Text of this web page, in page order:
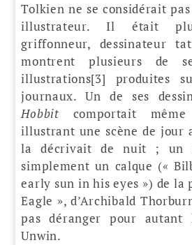
Tolkien ne se considérait
illustrateur. Il était
griffonneur, dessinateur
montrent plusieurs de
illustrations[3] produites
journaux. Un de ses
Hobbit comportait
illustrant une scène de jour
la décrivait de nuit ; un
simplement un calque («
early sun in his eyes ») de la
Eagle », d’Archibald
pas déranger pour autant
Unwin.